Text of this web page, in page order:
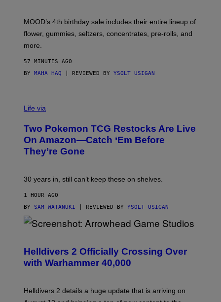
O
O
MOOD’s 4th birthday sale includes their entire lineup of
flower, gummies, seltzers, concentrates, pre-rolls, and
more.
57 MINUTES AGO
BY MAHA HAQ | REVIEWED BY YSOLT USIGAN
Life via
Two Pokemon TCG Restocks Are Live
On Amazon—Catch ‘Em Before
They’re Gone
30 years in, still can’t keep these on shelves.
1 HOUR AGO
BY SAM WATANUKI | REVIEWED BY YSOLT USIGAN
R
E
E
O
T
Helldivers 2 Officially Crossing Over
with Warhammer 40,000
Helldivers 2 details a huge update that is arriving on